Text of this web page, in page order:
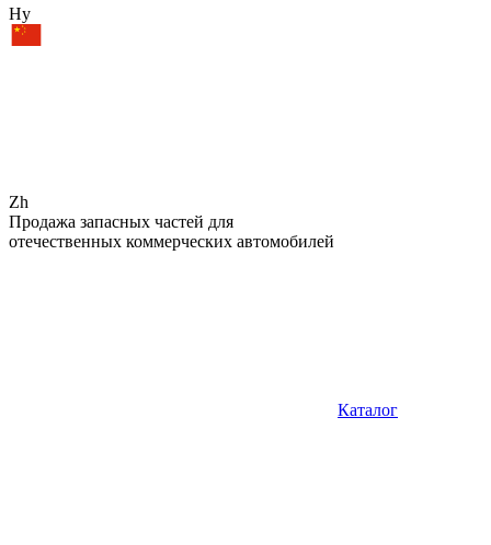
Hy
Zh
Продажа запасных частей для
отечественных коммерческих автомобилей
Каталог